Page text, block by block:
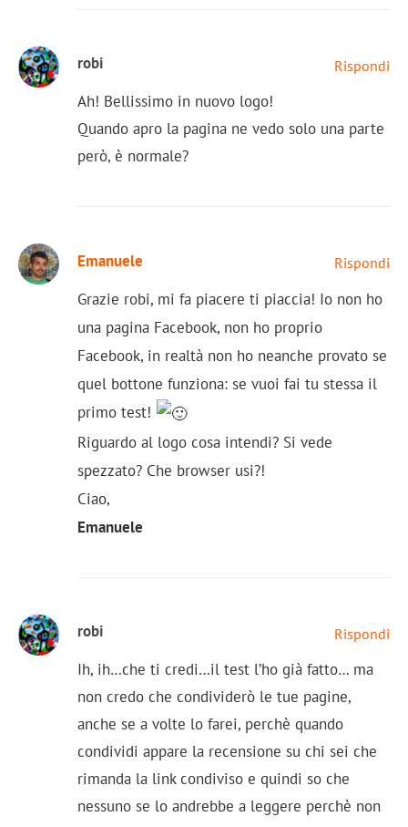
robi Rispondi
Ah! Bellissimo in nuovo logo!
Quando apro la pagina ne vedo solo una parte
però, è normale?
Emanuele Rispondi
Grazie robi, mi fa piacere ti piaccia! Io non ho
una pagina Facebook, non ho proprio
Facebook, in realtà non ho neanche provato se
quel bottone funziona: se vuoi fai tu stessa il
primo test!
Riguardo al logo cosa intendi? Si vede
spezzato? Che browser usi?!
Ciao,
Emanuele
robi Rispondi
Ih, ih…che ti credi…il test l’ho già fatto… ma
non credo che condividerò le tue pagine,
anche se a volte lo farei, perchè quando
condividi appare la recensione su chi sei che
rimanda la link condiviso e quindi so che
nessuno se lo andrebbe a leggere perchè non